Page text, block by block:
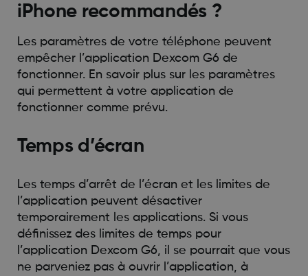
iPhone recommandés ?
Les paramètres de votre téléphone peuvent
empêcher l’application Dexcom G6 de
fonctionner. En savoir plus sur les paramètres
qui permettent à votre application de
fonctionner comme prévu.
Temps d’écran
Les temps d’arrêt de l’écran et les limites de
l’application peuvent désactiver
temporairement les applications. Si vous
définissez des limites de temps pour
l’application Dexcom G6, il se pourrait que vous
ne parveniez pas à ouvrir l’application, à